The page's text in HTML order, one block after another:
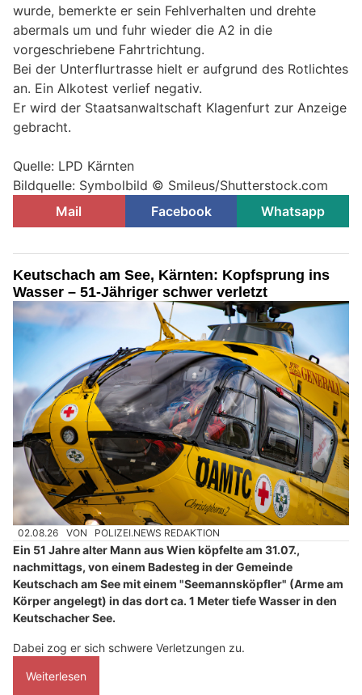
wurde, bemerkte er sein Fehlverhalten und drehte
abermals um und fuhr wieder die A2 in die
vorgeschriebene Fahrtrichtung.
Bei der Unterflurtrasse hielt er aufgrund des Rotlichtes
an. Ein Alkotest verlief negativ.
Er wird der Staatsanwaltschaft Klagenfurt zur Anzeige
gebracht.
Quelle: LPD Kärnten
Bildquelle: Symbolbild © Smileus/Shutterstock.com
Mail
Facebook Whatsapp
Keutschach am See, Kärnten: Kopfsprung ins
Wasser – 51-Jähriger schwer verletzt
02.08.26 VON POLIZEI.NEWS REDAKTION
Ein 51 Jahre alter Mann aus Wien köpfelte am 31.07.,
nachmittags, von einem Badesteg in der Gemeinde
Keutschach am See mit einem "Seemannsköpfler" (Arme am
Körper angelegt) in das dort ca. 1 Meter tiefe Wasser in den
Keutschacher See.
Dabei zog er sich schwere Verletzungen zu.
Weiterlesen